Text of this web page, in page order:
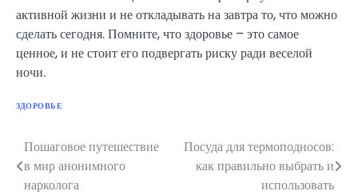
активной жизни и не откладывать на завтра то, что можно
сделать сегодня. Помните, что здоровье – это самое
ценное, и не стоит его подвергать риску ради веселой
ночи.
ЗДОРОВЬЕ
Навигация
по
Пошаговое путешествие
в мир анонимного
нарколога
Посуда для термоподносов:
как правильно выбрать и
использовать